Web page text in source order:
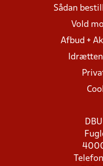
Sådan
Vold
Afbud +